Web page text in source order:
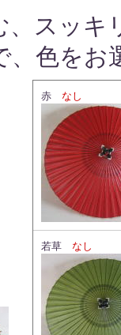
キリ
、色をお
赤 なし
若草 なし